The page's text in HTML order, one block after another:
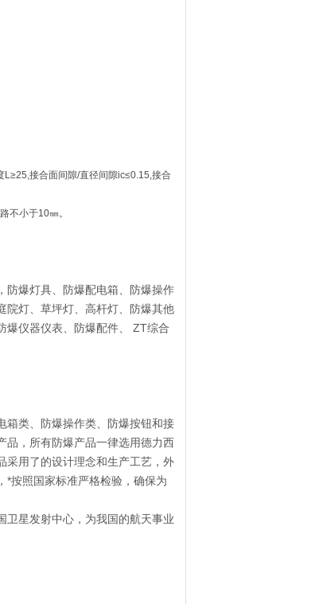
接合面间隙/直径间隙ic≤0.15,接合
不小于10㎜。
防爆灯具、防爆配电箱、防爆操作
灯、 草坪灯、高杆灯、防爆其他
爆仪器仪表、防爆配件、 ZT综合
箱类、防爆操作类、防爆按钮和接
品，所有防爆产品一律选用德力西
采用了的设计理念和生产工艺，外
*按照国家标准严格检验，确保为
卫星发射中心，为我国的航天事业